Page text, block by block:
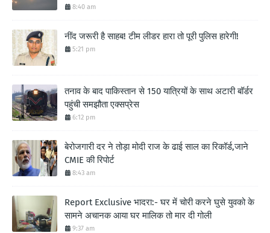
8:40 am
नींद जरूरी है साहब! टीम लीडर हारा तो पूरी पुलिस हारेगी!
5:21 pm
तनाव के बाद पाकिस्तान से 150 यात्रियों के साथ अटारी बॉर्डर
पहुंची समझौता एक्सप्रेस
6:12 pm
बेरोजगारी दर ने तोड़ा मोदी राज के ढाई साल का रिकॉर्ड,जाने
CMIE की रिपोर्ट
8:43 am
Report Exclusive भादरा:- घर में चोरी करने घुसे युवको के
सामने अचानक आया घर मालिक तो मार दी गोली
9:37 am